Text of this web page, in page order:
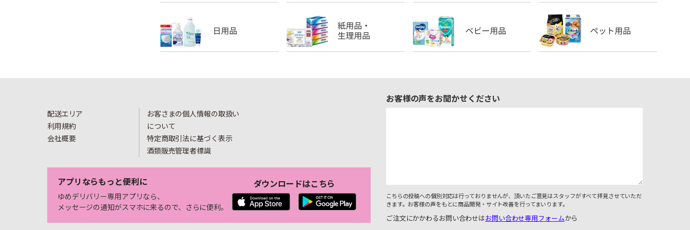
配送エリア
利用規約
会社概要
お客さまの個人情報の取扱い
について
特定商取引法に基づく表示
酒類販売管理者標識
アプリならもっと便利に
ゆめデリバリー専用アプリなら、
メッセージの通知がスマホに来るので、さらに便利。
ダウンロードはこちら
お客様の声をお聞かせください
こちらの投稿への個別対応は行っておりませんが、頂いたご意見はスタッフがすべて拝見させていただ
きます。お客様の声をもとに商品開発・サイト改善を行ってまいります。
ご注文にかかわるお問い合わせはお問い合わせ専用フォームから